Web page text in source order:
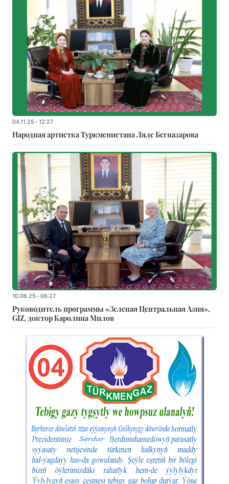
04.11.25 - 12:27
Народная артистка Туркменистана Ляле Бегназарова
10.06.25 - 06:27
Руководитель программы «Зеленая Центральная Азия»,
GIZ, доктор Каролина Милов